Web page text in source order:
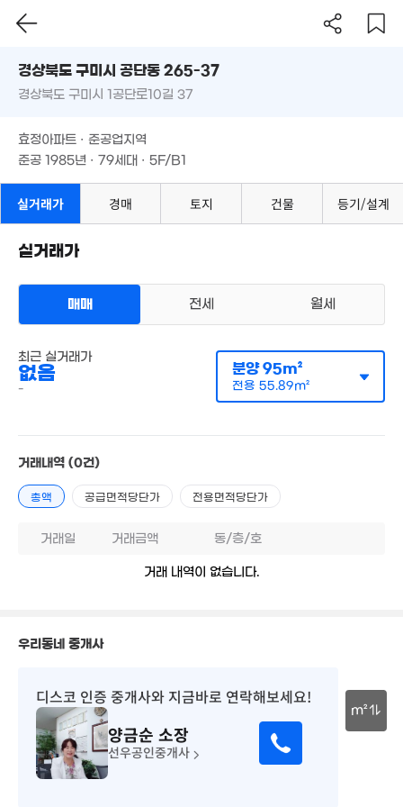
20.2억
'25. 05
17.25억
'24. 10
매매 21억 797만원
전용2,368m²
'11. 02
02
필터 매물 탐색
경상북도 구미시 공단동 265-37
준공 1985년 · 79세대 · 5F/B1
m²
경상북도 구미시 공단동 265-37
경상북도 구미시 1공단로10길 37
효정아파트 · 준공업지역
준공 1985년 · 79세대 · 5F/B1
실거래가 경매 토지 건물 등기/설계
실거래가
매매 전세 월세
최근 실거래가
없음
-
분양95m²
전용 55.89m²
거래내역 (0건)
총액 공급면적당단가 전용면적당단가
거래일 거래금액 동/층/호
거래 내역이 없습니다.
우리동네 중개사
디스코 인증 중개사와 지금바로 연락해보세요!
양금순 소장
선우공인중개사